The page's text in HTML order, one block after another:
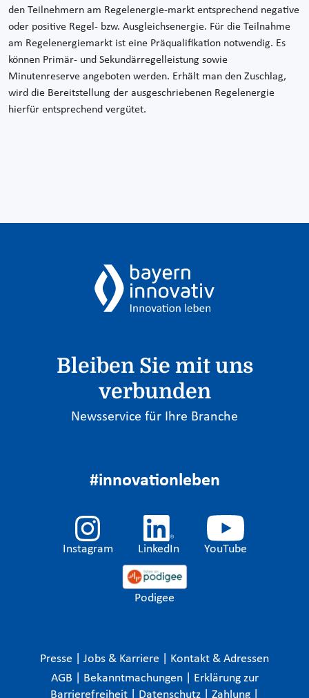
den Teilnehmern am Regelenergie-markt entsprechend negative
oder positive Regel- bzw. Ausgleichsenergie. Für die Teilnahme
am Regelenergiemarkt ist eine Präqualifikation notwendig. Es
können Primär- und Sekundärregelleistung sowie
Minutenreserve angeboten werden. Erhält man den Zuschlag,
wird die Bereitstellung der ausgeschriebenen Regelenergie
hierfür entsprechend vergütet.
Bleiben Sie mit uns
verbunden
Newsservice für Ihre Branche
#innovationleben
Instagram LinkedIn YouTube
Podigee
Presse Jobs & Karriere
Kontakt & Adressen
AGB
Bekanntmachungen
Erklärung zur
Barrierefreiheit
Datenschutz Zahlung